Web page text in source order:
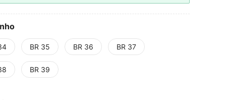
BR 35 BR 36 BR 37
BR 39